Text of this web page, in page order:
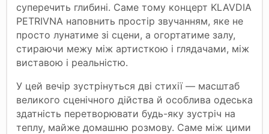
суперечить глибині. Саме тому концерт KLAVDIA
PETRIVNA наповнить простір звучанням, яке не
просто лунатиме зі сцени, а огортатиме залу,
стираючи межу між артисткою і глядачами, між
виставою і реальністю.
У цей вечір зустрінуться дві стихії — масштаб
великого сценічного дійства й особлива одеська
здатність перетворювати будь-яку зустріч на
теплу, майже домашню розмову. Саме між цими